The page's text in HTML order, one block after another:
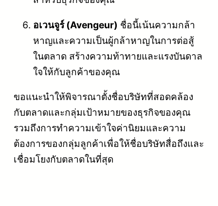
อเวนจูร์ (Avengeur) ชื่อนี้เน้นความกล้า
หาญและความเป็นผู้กล้าหาญในการต่อสู้
ในตลาด สร้างความท้าทายและแรงบันดาล
ใจให้กับลูกค้าของคุณ
ขอแนะนำให้พิจารณาตั้งชื่อบริษัทที่สอดคล้อง
กับตลาดและกลุ่มเป้าหมายของธุรกิจของคุณ
รวมถึงการทำความเข้าใจค่านิยมและความ
ต้องการของกลุ่มลูกค้าเพื่อให้ชื่อบริษัทสื่อถึงและ
เชื่อมโยงกับตลาดในที่สุด